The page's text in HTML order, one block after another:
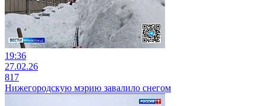
19:36
27.02.26
817
Нижегородскую мэрию завалило снегом